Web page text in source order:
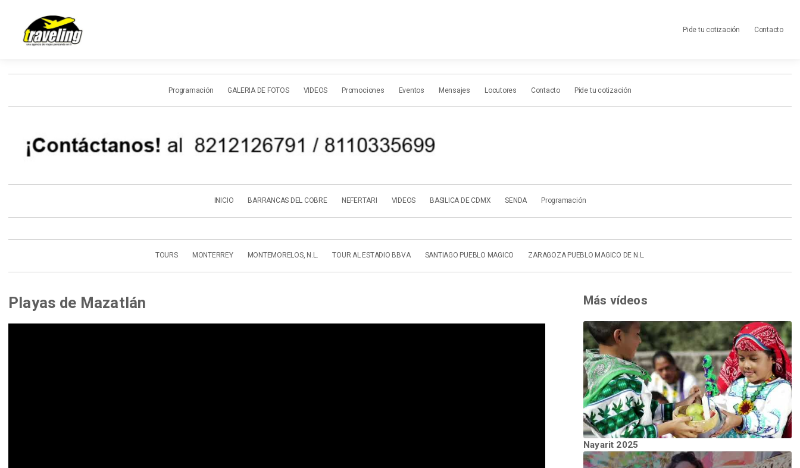
Pide tu cotización Contacto
Programación GALERIA DE FOTOS VIDEOS Promociones Eventos Mensajes Locutores Contacto Pide tu cotización
INICIO BARRANCAS DEL COBRE NEFERTARI VIDEOS BASILICA DE CDMX SENDA Programación
TOURS MONTERREY MONTEMORELOS, N.L. TOUR AL ESTADIO BBVA SANTIAGO PUEBLO MAGICO ZARAGOZA PUEBLO MAGICO DE N.L.
Playas de Mazatlán Más vídeos
Nayarit 2025